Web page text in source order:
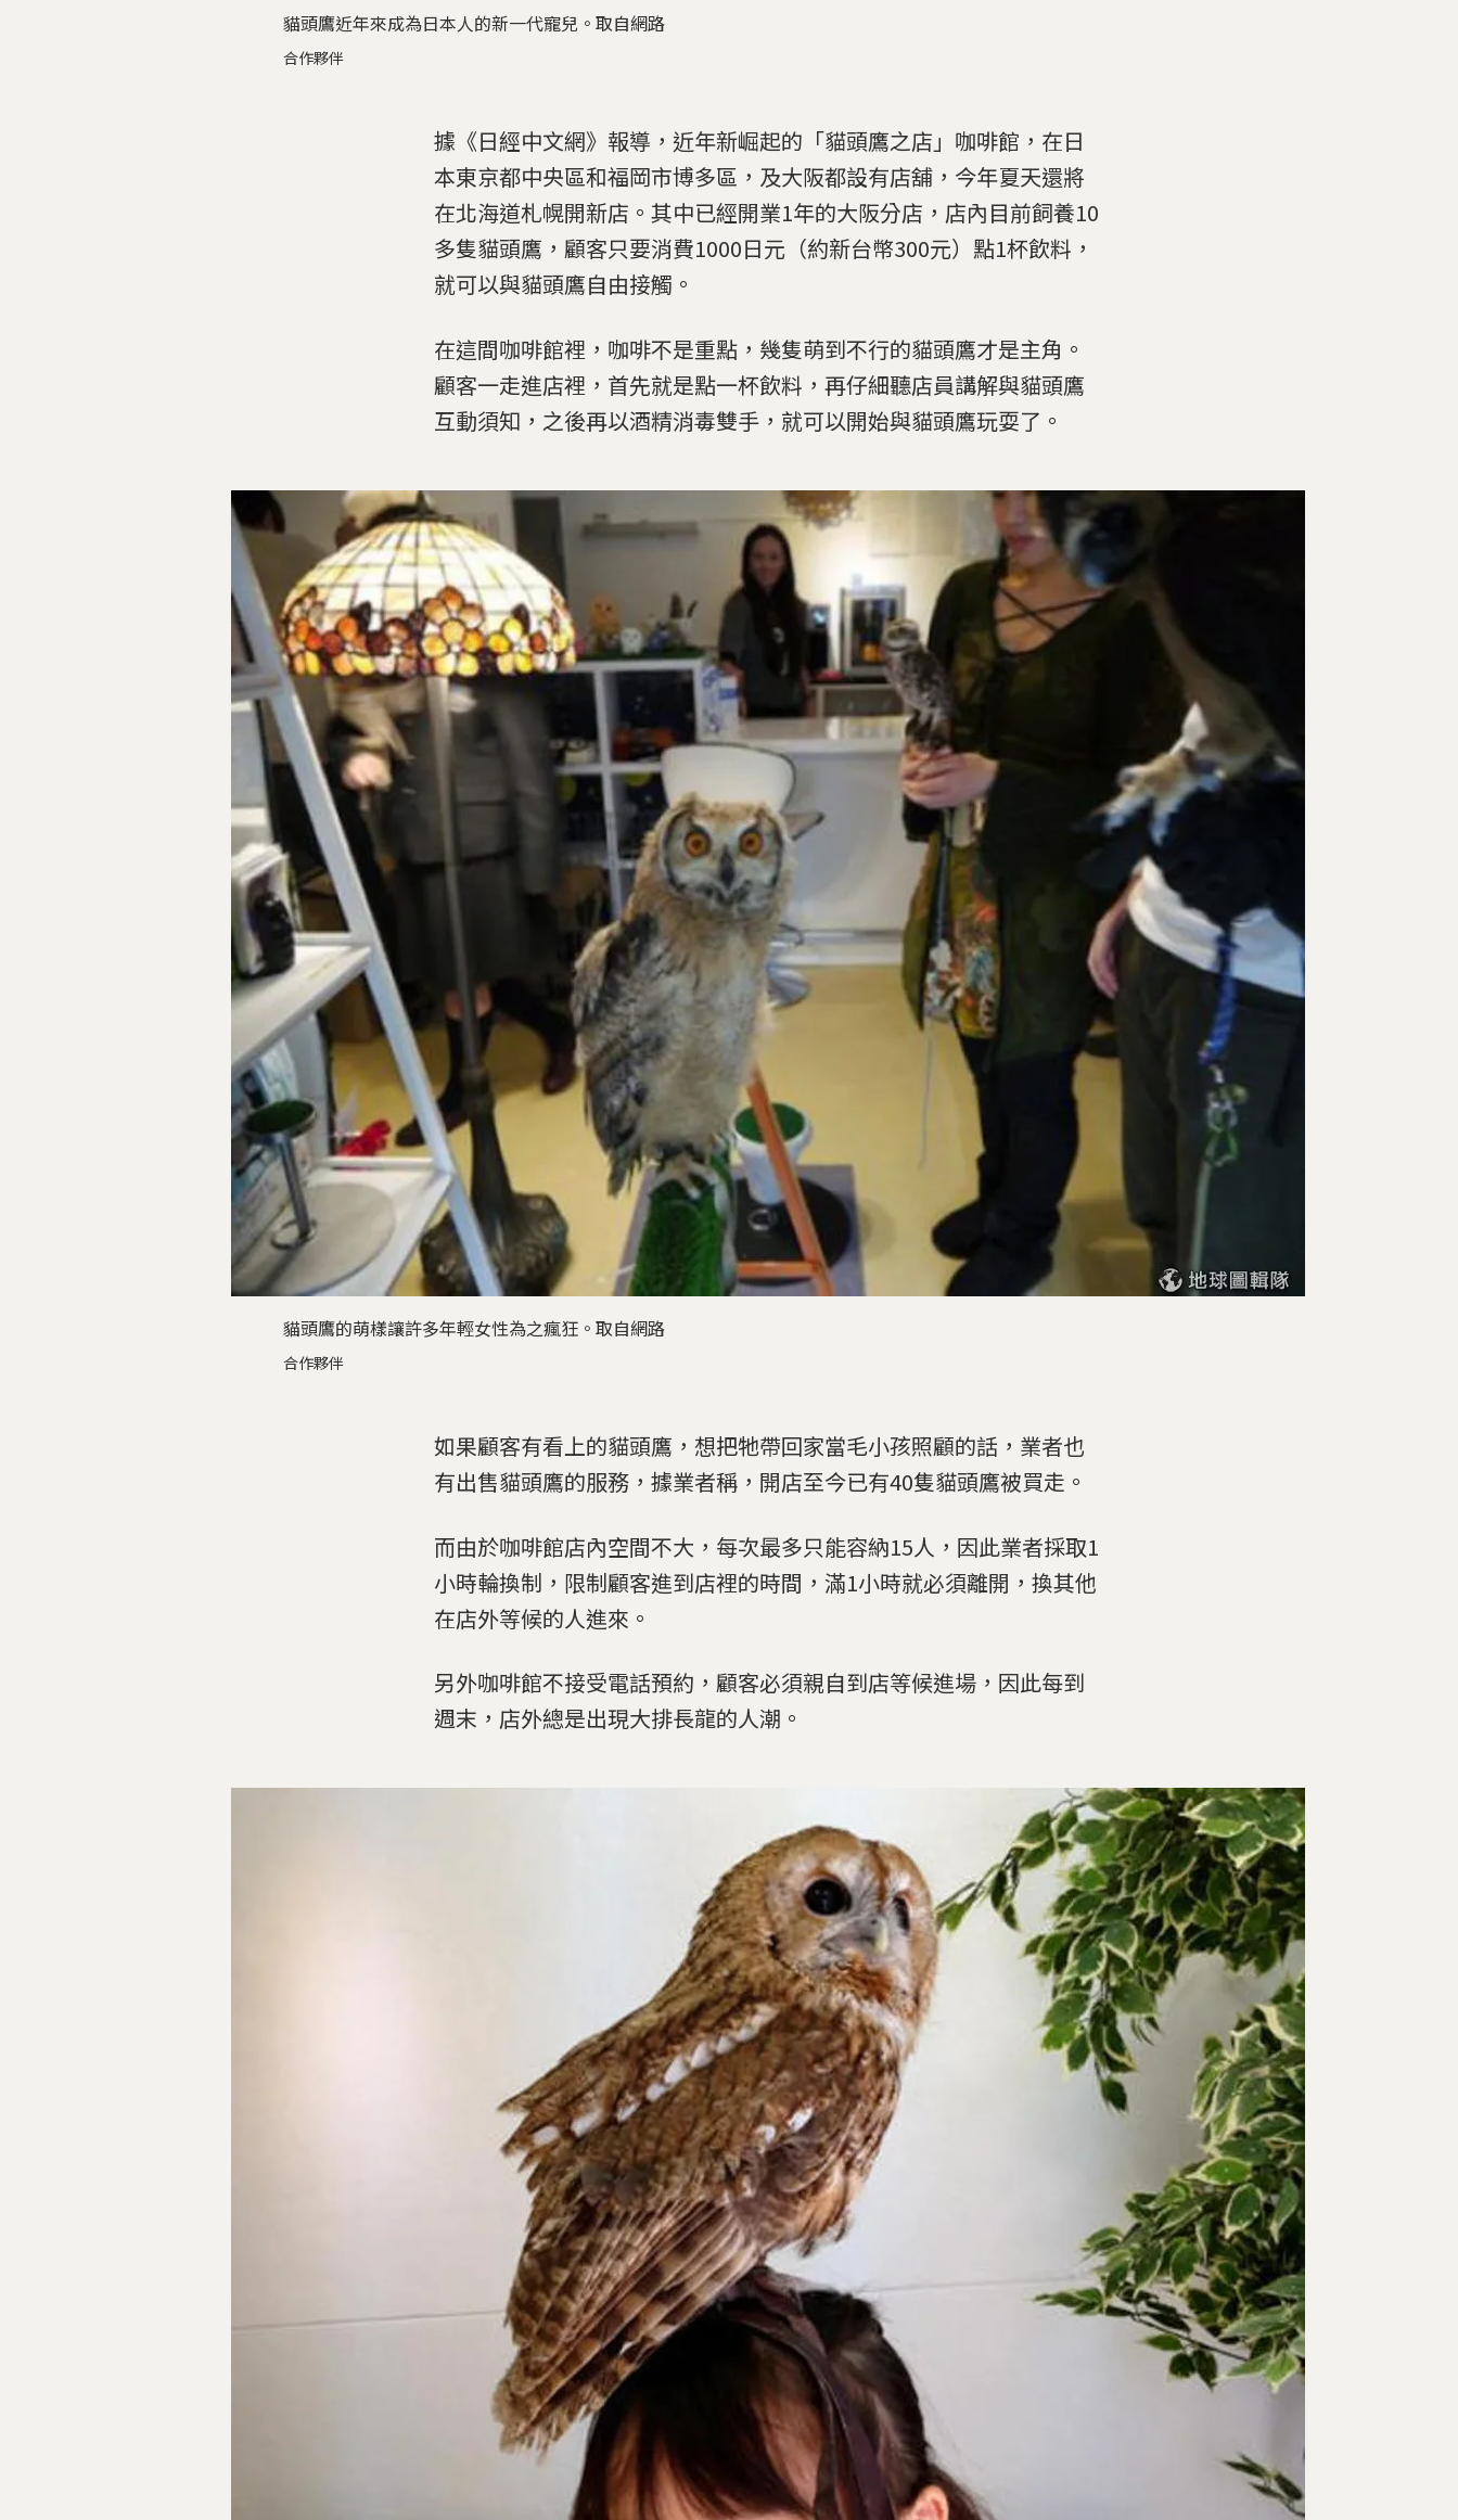
貓頭鷹近年來成為日本人的新一代寵兒。取自網路
合作夥伴
據《日經中文網》報導，近年新崛起的「貓頭鷹之店」咖啡館，在日
本東京都中央區和福岡市博多區，及大阪都設有店舖，今年夏天還將
在北海道札幌開新店。其中已經開業1年的大阪分店，店內目前飼養10
多隻貓頭鷹，顧客只要消費1000日元（約新台幣300元）點1杯飲料，
就可以與貓頭鷹自由接觸。
在這間咖啡館裡，咖啡不是重點，幾隻萌到不行的貓頭鷹才是主角。
顧客一走進店裡，首先就是點一杯飲料，再仔細聽店員講解與貓頭鷹
互動須知，之後再以酒精消毒雙手，就可以開始與貓頭鷹玩耍了。
貓頭鷹的萌樣讓許多年輕女性為之瘋狂。取自網路
合作夥伴
如果顧客有看上的貓頭鷹，想把牠帶回家當毛小孩照顧的話，業者也
有出售貓頭鷹的服務，據業者稱，開店至今已有40隻貓頭鷹被買走。
而由於咖啡館店內空間不大，每次最多只能容納15人，因此業者採取1
小時輪換制，限制顧客進到店裡的時間，滿1小時就必須離開，換其他
在店外等候的人進來。
另外咖啡館不接受電話預約，顧客必須親自到店等候進場，因此每到
週末，店外總是出現大排長龍的人潮。